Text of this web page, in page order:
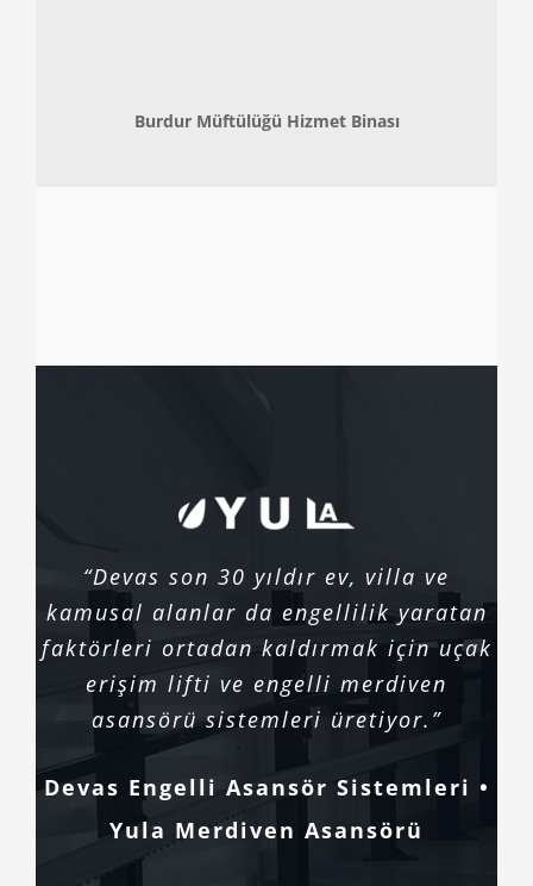
Burdur Müftülüğü Hizmet Binası
“Devas son 30 yıldır ev, villa ve
kamusal alanlar da engellilik yaratan
faktörleri ortadan kaldırmak için uçak
erişim lifti ve engelli merdiven
asansörü sistemleri üretiyor.”
Devas Engelli Asansör Sistemleri •
Yula Merdiven Asansörü